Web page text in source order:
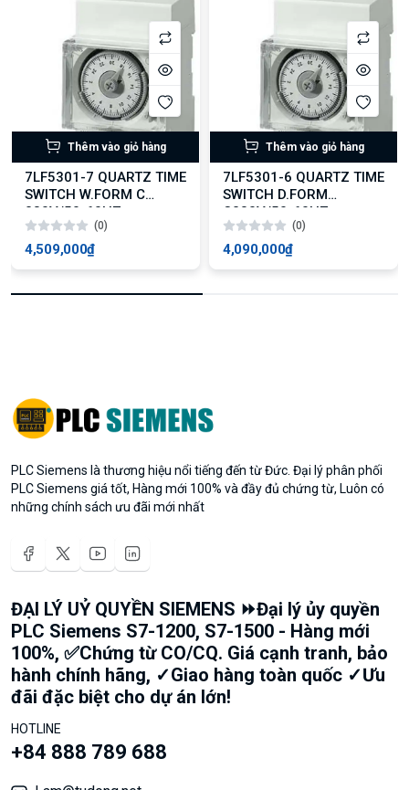
Thêm vào giỏ hàng
7LF5301-7 QUARTZ TIME
SWITCH W.FORM C
230V/50-60HZ
(0)
4,509,000₫
Thêm vào giỏ hàng
7LF5301-6 QUARTZ TIME
SWITCH D.FORM
C230V/50-60HZ
(0)
4,090,000₫
PLC Siemens là thương hiệu nổi tiếng đến từ Đức. Đại lý phân phối
PLC Siemens giá tốt, Hàng mới 100% và đầy đủ chứng từ, Luôn có
những chính sách ưu đãi mới nhất
ĐẠI LÝ UỶ QUYỀN SIEMENS ⏩Đại lý ủy quyền
PLC Siemens S7-1200, S7-1500 - Hàng mới
100%, ✅Chứng từ CO/CQ. Giá cạnh tranh, bảo
hành chính hãng, ✓Giao hàng toàn quốc ✓Ưu
đãi đặc biệt cho dự án lớn!
HOTLINE
+84 888 789 688